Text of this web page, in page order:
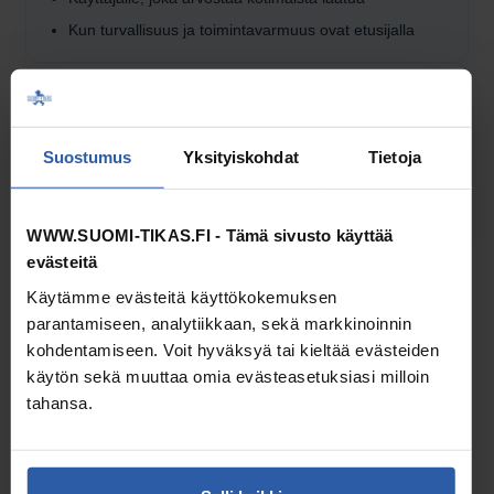
Suostumus Yksityiskohdat Tietoja
WWW.SUOMI-TIKAS.FI - Tämä sivusto käyttää
evästeitä
Käytämme evästeitä käyttökokemuksen
parantamiseen, analytiikkaan, sekä markkinoinnin
kohdentamiseen. Voit hyväksyä tai kieltää evästeiden
käytön sekä muuttaa omia evästeasetuksiasi milloin
tahansa.
soveltuu käytettäväksi nojatikkaissa, joissa on käytössä Suomi-
Tikkaan valmistama alatukipalkki.
Kun turvallisuus ja toiminta­varmuus ovat etusijalla
Tarkista mitat teknisistä tiedoista